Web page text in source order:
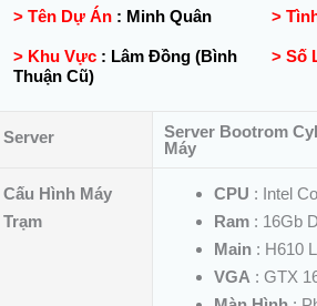
> Tên Dự Án : Minh Quân >
> Khu Vực : Lâm Đồng (Bình
Thuận Cũ)
> Số
Server
Server Bootrom
Máy
Cấu Hình Máy
Trạm
CPU : Intel
Ram: 16Gb
Main: H610
VGA : GTX